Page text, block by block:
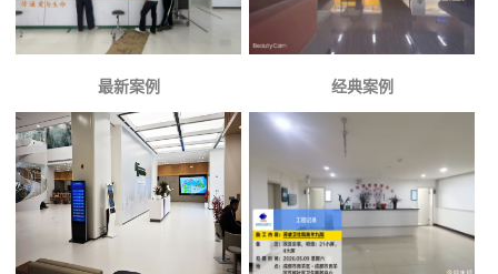
最新案例 经典案例